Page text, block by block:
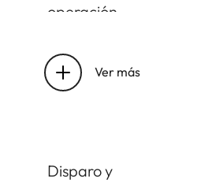
operación
Interfaces
Ver más
Disparo y